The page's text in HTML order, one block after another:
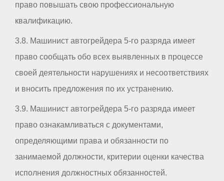
право повышать свою профессиональную
квалификацию.
3.8. Машинист автогрейдера 5-го разряда имеет
право сообщать обо всех выявленных в процессе
своей деятельности нарушениях и несоответствиях
и вносить предложения по их устранению.
3.9. Машинист автогрейдера 5-го разряда имеет
право ознакамливаться с документами,
определяющими права и обязанности по
занимаемой должности, критерии оценки качества
исполнения должностных обязанностей.